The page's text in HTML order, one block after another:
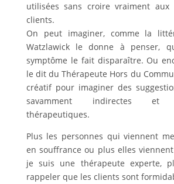
utilisées sans croire vraiment aux
clients.
On peut imaginer, comme la
Watzlawick le donne à penser,
symptôme le fait disparaître. Ou
le dit du Thérapeute Hors du
créatif pour imaginer des
savamment indirectes et
thérapeutiques.
Plus les personnes qui viennent
en souffrance ou plus elles viennent
je suis une thérapeute experte,
rappeler que les clients sont